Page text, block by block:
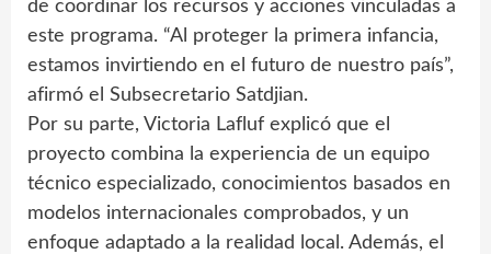
de coordinar los recursos y acciones vinculadas a
este programa. “Al proteger la primera infancia,
estamos invirtiendo en el futuro de nuestro país”,
afirmó el Subsecretario Satdjian.
Por su parte, Victoria Lafluf explicó que el
proyecto combina la experiencia de un equipo
técnico especializado, conocimientos basados en
modelos internacionales comprobados, y un
enfoque adaptado a la realidad local. Además, el